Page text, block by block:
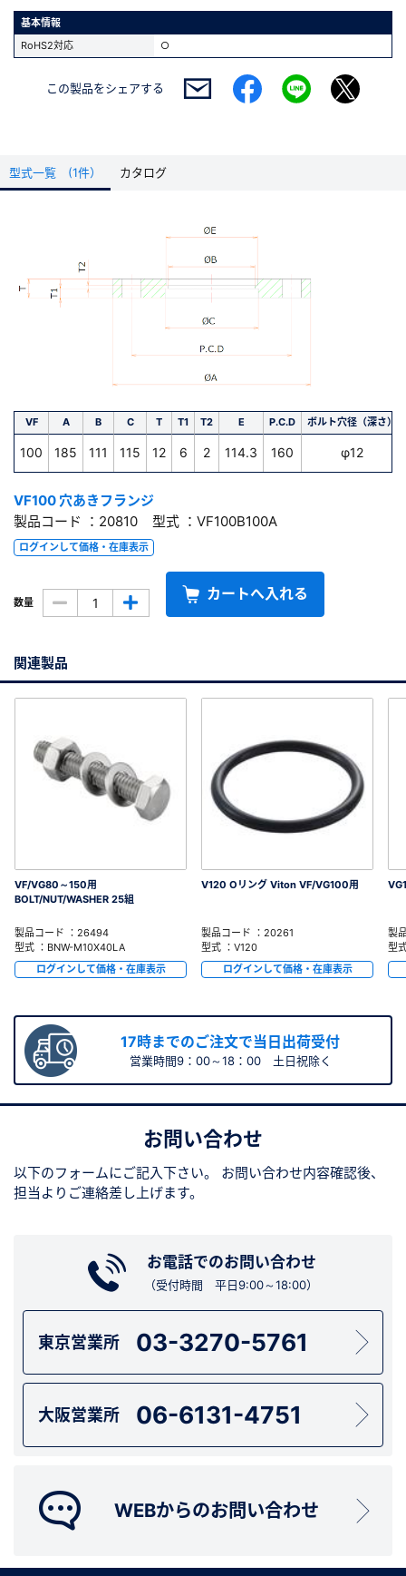
基本情報
RoHS2対応
○
この製品をシェアする
型式一覧 (1件） カタログ
VF A B C T T1 T2 E P.C.D ボルト穴径（深さ）
100 185 111 115 12 6 2 114.3 160 φ12
VF100 穴あきフランジ
製品コード ：20810 型式 ：VF100B100A
ログインして価格・在庫表示
数量 カートへ入れる
関連製品
VF/VG80～150用
BOLT/NUT/WASHER 25組
製品コード ：26494
型式 ：BNW-M10X40LA
ログインして価格・在庫表示
V120 Oリング Viton VF/VG100用
製品コード ：20261
型式 ：V120
ログインして価格・在庫表示
製
型
17時までのご注文で当日出荷受付
営業時間9：00～18：00 土日祝除く
お問い合わせ
以下のフォームにご記入下さい。
お問い合わせ内容確認後、
担当よりご連絡差し上げます。
お電話でのお問い合わせ
（受付時間 平日9:00～18:00）
東京営業所 03-3270-5761
大阪営業所 06-6131-4751
WEBからのお問い合わせ